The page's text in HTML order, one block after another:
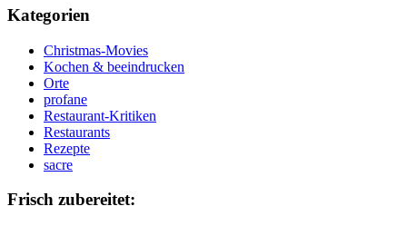
Kategorien
Christmas-Movies
Kochen & beeindrucken
Orte
profane
Restaurant-Kritiken
Restaurants
Rezepte
sacre
Frisch zubereitet: